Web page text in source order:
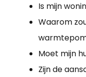
Is mijn
Waarom
Moet mijn
Zijn de